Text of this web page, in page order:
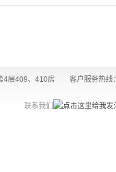
第4层409、410房 客户服务
联系我们